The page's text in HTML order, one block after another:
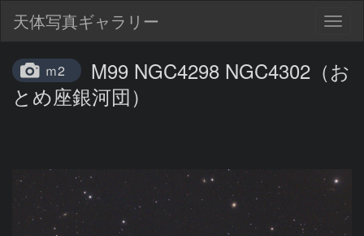
天体写真ギャラリー
ｍ2
M99 NGC4298 NGC4302（お
とめ座銀河団）